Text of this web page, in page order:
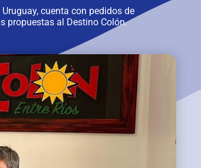
cuenta con pedidos de
propuestas al Destino Colón.